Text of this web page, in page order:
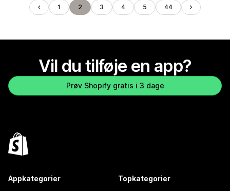
1 2 3 4 5 44
Vil du tilføje en app?
Prøv Shopify gratis i 3 dage
Appkategorier Topkategorier